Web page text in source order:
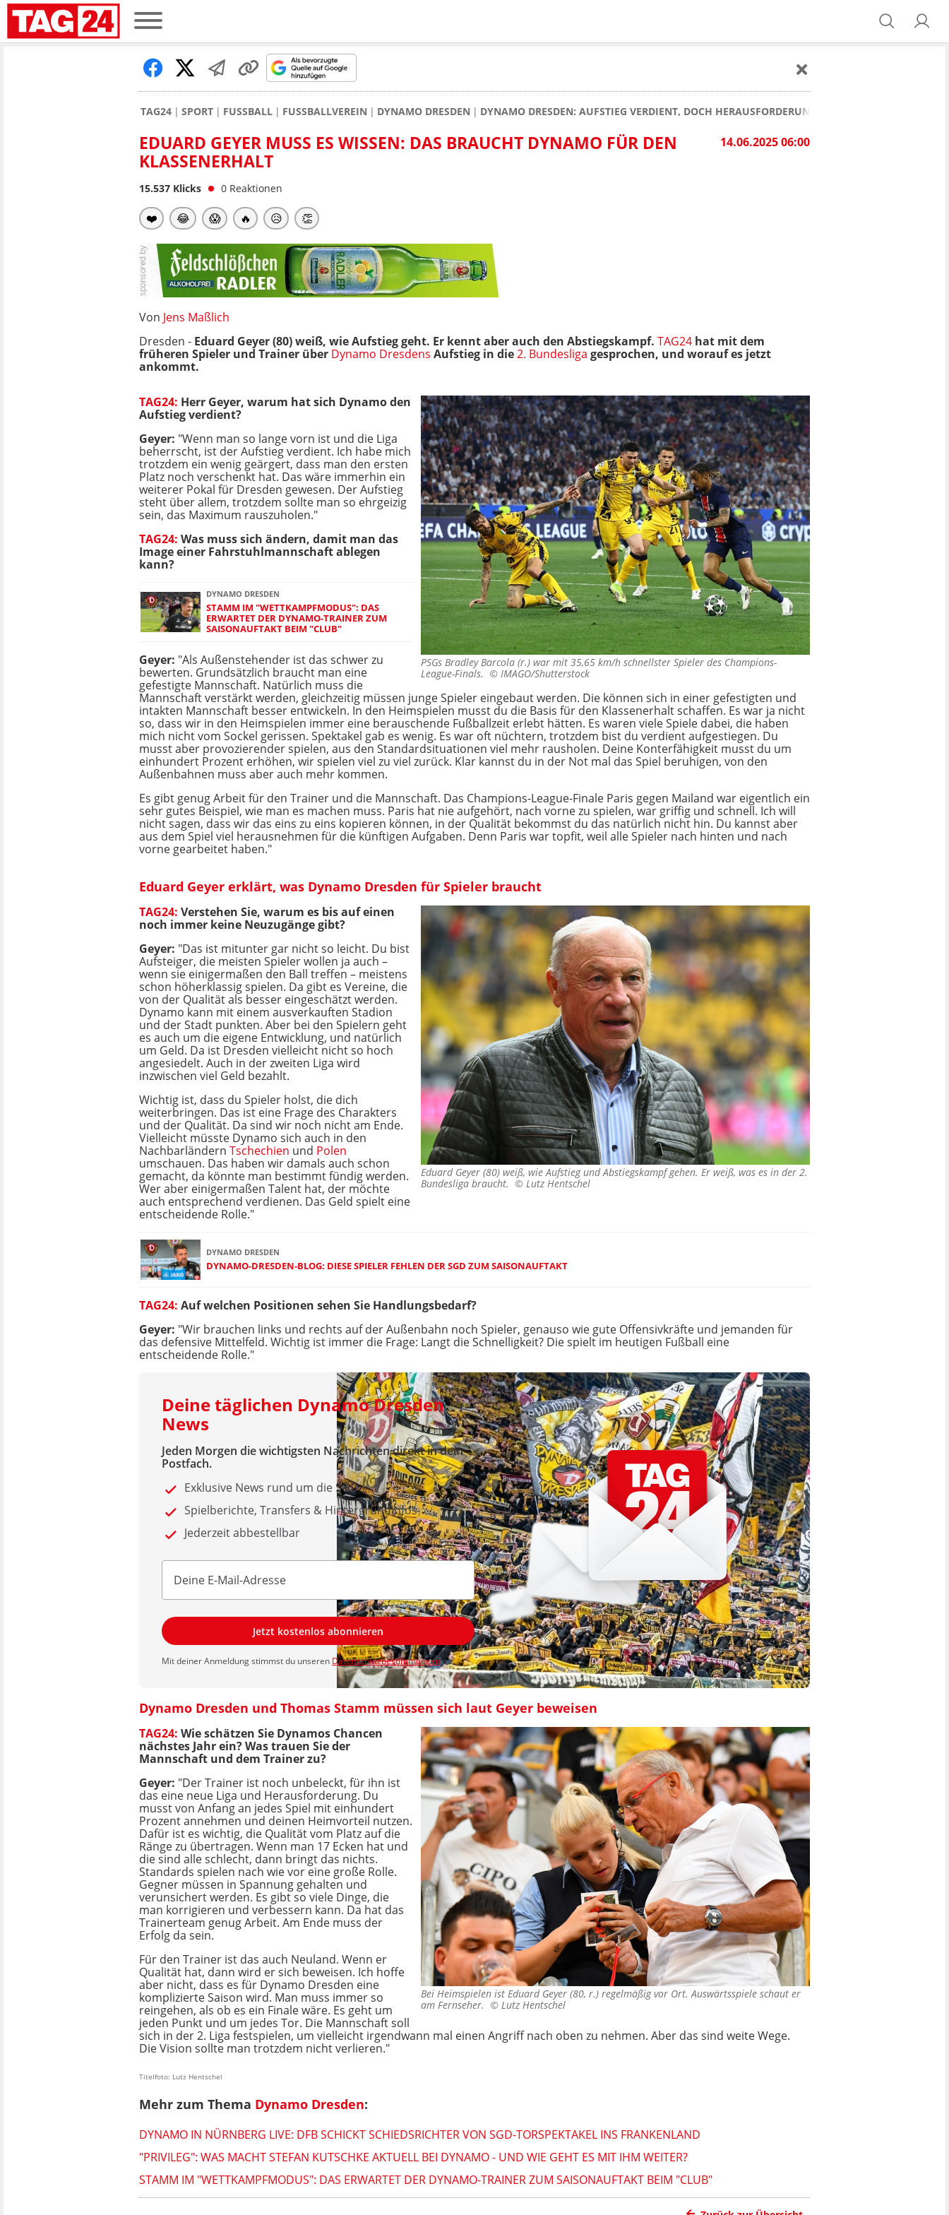
TAG24 SPORT FUSSBALL FUSSBALLVEREIN DYNAMO DRESDEN DYNAMO DRESDEN: AUFSTIEG VERDIENT, DOCH HERAUSFORDERUNGEN BLEIBEN BESTEHEN
14.06.2025 06:00
EDUARD GEYER MUSS ES WISSEN: DAS BRAUCHT DYNAMO FÜR DEN
KLASSENERHALT
15.537 Klicks 0 Reaktionen
❤️ 😂 😱 🔥 😥 👏
Von Jens Maßlich
Dresden - Eduard Geyer (80) weiß, wie Aufstieg geht. Er kennt aber auch den Abstiegskampf. TAG24 hat mit dem
früheren Spieler und Trainer über Dynamo Dresdens Aufstieg in die2. Bundesliga gesprochen, und worauf es jetzt
ankommt.
PSGs Bradley Barcola (r.) war mit 35,65 km/h schnellster Spieler des Champions-
League-Finals. © IMAGO/Shutterstock
TAG24: Herr Geyer, warum hat sich Dynamo den
Aufstieg verdient?
Geyer: "Wenn man so lange vorn ist und die Liga
beherrscht, ist der Aufstieg verdient. Ich habe mich
trotzdem ein wenig geärgert, dass man den ersten
Platz noch verschenkt hat. Das wäre immerhin ein
weiterer Pokal für Dresden gewesen. Der Aufstieg
steht über allem, trotzdem sollte man so ehrgeizig
sein, das Maximum rauszuholen."
TAG24: Was muss sich ändern, damit man das
Image einer Fahrstuhlmannschaft ablegen
kann?
DYNAMO DRESDEN
STAMM IM "WETTKAMPFMODUS": DAS
ERWARTET DER DYNAMO-TRAINER ZUM
SAISONAUFTAKT BEIM "CLUB"
Geyer: "Als Außenstehender ist das schwer zu
bewerten. Grundsätzlich braucht man eine
gefestigte Mannschaft. Natürlich muss die
Mannschaft verstärkt werden, gleichzeitig müssen junge Spieler eingebaut werden. Die können sich in einer gefestigten und
intakten Mannschaft besser entwickeln. In den Heimspielen musst du die Basis für den Klassenerhalt schaffen. Es war ja nicht
so, dass wir in den Heimspielen immer eine berauschende Fußballzeit erlebt hätten. Es waren viele Spiele dabei, die haben
mich nicht vom Sockel gerissen. Spektakel gab es wenig. Es war oft nüchtern, trotzdem bist du verdient aufgestiegen. Du
musst aber provozierender spielen, aus den Standardsituationen viel mehr rausholen. Deine Konterfähigkeit musst du um
einhundert Prozent erhöhen, wir spielen viel zu viel zurück. Klar kannst du in der Not mal das Spiel beruhigen, von den
Außenbahnen muss aber auch mehr kommen.
Es gibt genug Arbeit für den Trainer und die Mannschaft. Das Champions-League-Finale Paris gegen Mailand war eigentlich ein
sehr gutes Beispiel, wie man es machen muss. Paris hat nie aufgehört, nach vorne zu spielen, war griffig und schnell. Ich will
nicht sagen, dass wir das eins zu eins kopieren können, in der Qualität bekommst du das natürlich nicht hin. Du kannst aber
aus dem Spiel viel herausnehmen für die künftigen Aufgaben. Denn Paris war topfit, weil alle Spieler nach hinten und nach
vorne gearbeitet haben."
Eduard Geyer erklärt, was Dynamo Dresden für Spieler braucht
Eduard Geyer (80) weiß, wie Aufstieg und Abstiegskampf gehen. Er weiß, was es in der 2.
Bundesliga braucht. © Lutz Hentschel
TAG24: Verstehen Sie, warum es bis auf einen
noch immer keine Neuzugänge gibt?
Geyer: "Das ist mitunter gar nicht so leicht. Du bist
Aufsteiger, die meisten Spieler wollen ja auch –
wenn sie einigermaßen den Ball treffen – meistens
schon höherklassig spielen. Da gibt es Vereine, die
von der Qualität als besser eingeschätzt werden.
Dynamo kann mit einem ausverkauften Stadion
und der Stadt punkten. Aber bei den Spielern geht
es auch um die eigene Entwicklung, und natürlich
um Geld. Da ist Dresden vielleicht nicht so hoch
angesiedelt. Auch in der zweiten Liga wird
inzwischen viel Geld bezahlt.
Wichtig ist, dass du Spieler holst, die dich
weiterbringen. Das ist eine Frage des Charakters
und der Qualität. Da sind wir noch nicht am Ende.
Vielleicht müsste Dynamo sich auch in den
Nachbarländern Tschechien und Polen
umschauen. Das haben wir damals auch schon
gemacht, da könnte man bestimmt fündig werden.
Wer aber einigermaßen Talent hat, der möchte
auch entsprechend verdienen. Das Geld spielt eine
entscheidende Rolle."
DYNAMO DRESDEN
DYNAMO-DRESDEN-BLOG: DIESE SPIELER FEHLEN DER SGD ZUM SAISONAUFTAKT
TAG24: Auf welchen Positionen sehen Sie Handlungsbedarf?
Geyer: "Wir brauchen links und rechts auf der Außenbahn noch Spieler, genauso wie gute Offensivkräfte und jemanden für
das defensive Mittelfeld. Wichtig ist immer die Frage: Langt die Schnelligkeit? Die spielt im heutigen Fußball eine
entscheidende Rolle."
Deine täglichen Dynamo Dresden
News
Jeden Morgen die wichtigsten Nachrichten direkt in dein
Postfach.
Exklusive News rund um die SGD
Spielberichte, Transfers & Hintergrundinfos
Jederzeit abbestellbar
Jetzt kostenlos abonnieren
Mit deiner Anmeldung stimmst du unseren Datenschutzbestimmungenzu.
Dynamo Dresden und Thomas Stamm müssen sich laut Geyer beweisen
Bei Heimspielen ist Eduard Geyer (80, r.) regelmäßig vor Ort. Auswärtsspiele schaut er
am Fernseher. © Lutz Hentschel
TAG24: Wie schätzen Sie Dynamos Chancen
nächstes Jahr ein? Was trauen Sie der
Mannschaft und dem Trainer zu?
Geyer: "Der Trainer ist noch unbeleckt, für ihn ist
das eine neue Liga und Herausforderung. Du
musst von Anfang an jedes Spiel mit einhundert
Prozent annehmen und deinen Heimvorteil nutzen.
Dafür ist es wichtig, die Qualität vom Platz auf die
Ränge zu übertragen. Wenn man 17 Ecken hat und
die sind alle schlecht, dann bringt das nichts.
Standards spielen nach wie vor eine große Rolle.
Gegner müssen in Spannung gehalten und
verunsichert werden. Es gibt so viele Dinge, die
man korrigieren und verbessern kann. Da hat das
Trainerteam genug Arbeit. Am Ende muss der
Erfolg da sein.
Für den Trainer ist das auch Neuland. Wenn er
Qualität hat, dann wird er sich beweisen. Ich hoffe
aber nicht, dass es für Dynamo Dresden eine
komplizierte Saison wird. Man muss immer so
reingehen, als ob es ein Finale wäre. Es geht um
jeden Punkt und um jedes Tor. Die Mannschaft soll
sich in der 2. Liga festspielen, um vielleicht irgendwann mal einen Angriff nach oben zu nehmen. Aber das sind weite Wege.
Die Vision sollte man trotzdem nicht verlieren."
Titelfoto: Lutz Hentschel
Mehr zum Thema Dynamo Dresden:
DYNAMO IN NÜRNBERG LIVE: DFB SCHICKT SCHIEDSRICHTER VON SGD-TORSPEKTAKEL INS FRANKENLAND
"PRIVILEG": WAS MACHT STEFAN KUTSCHKE AKTUELL BEI DYNAMO - UND WIE GEHT ES MIT IHM WEITER?
STAMM IM "WETTKAMPFMODUS": DAS ERWARTET DER DYNAMO-TRAINER ZUM SAISONAUFTAKT BEIM "CLUB"